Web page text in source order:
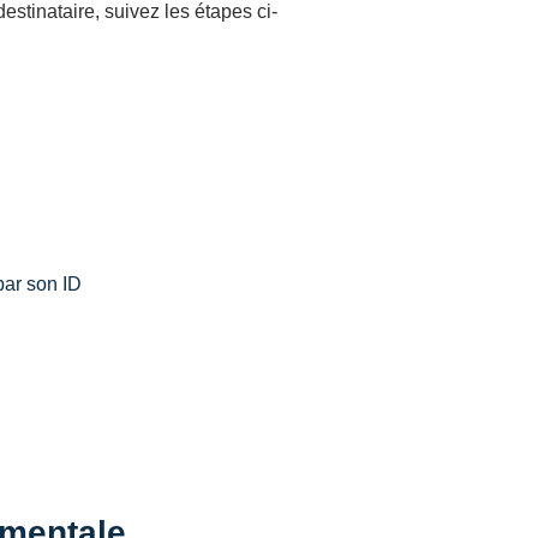
suivez les étapes ci-
son ID